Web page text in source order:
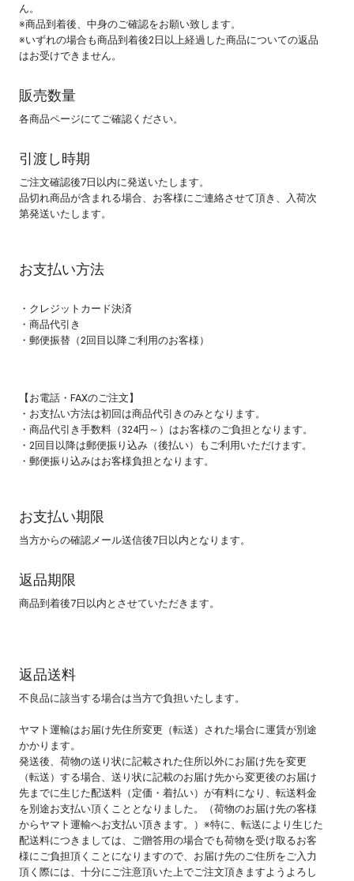
ん。
※商品到着後、中身のご確認をお願い致します。
※いずれの場合も商品到着後2日以上経過した商品についての返品
はお受けできません。
販売数量
各商品ページにてご確認ください。
引渡し時期
ご注文確認後7日以内に発送いたします。
品切れ商品が含まれる場合、お客様にご連絡させて頂き、入荷次
第発送いたします。
お支払い方法
・クレジットカード決済
・商品代引き
・郵便振替（2回目以降ご利用のお客様）
【お電話・FAXのご注文】
・お支払い方法は初回は商品代引きのみとなります。
・商品代引き手数料（324円～）はお客様のご負担となります。
・2回目以降は郵便振り込み（後払い）もご利用いただけます。
・郵便振り込みはお客様負担となります。
お支払い期限
当方からの確認メール送信後7日以内となります。
返品期限
商品到着後7日以内とさせていただきます。
返品送料
不良品に該当する場合は当方で負担いたします。
ヤマト運輸はお届け先住所変更（転送）された場合に運賃が別途
かかります。
発送後、荷物の送り状に記載された住所以外にお届け先を変更
（転送）する場合、送り状に記載のお届け先から変更後のお届け
先までに生じた配送料（定価・着払い）が有料になり、転送料金
を別途お支払い頂くこととなりました。（荷物のお届け先の客様
からヤマト運輸へお支払い頂きます。）※特に、転送により生じた
配送料につきましては、ご贈答用の場合でも荷物を受け取るお客
様にご負担頂くことになりますので、お届け先のご住所をご入力
頂く際には、十分にご注意頂いた上でご注文頂きますようよろし